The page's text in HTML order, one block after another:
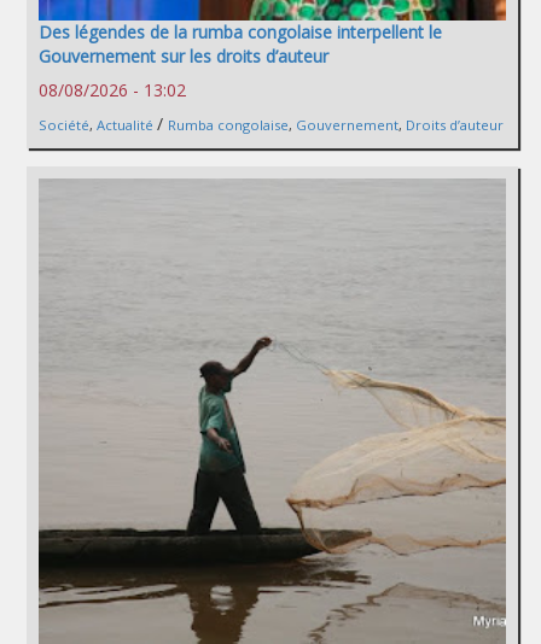
Des légendes de la rumba congolaise interpellent le
Gouvernement sur les droits d’auteur
08/08/2026 - 13:02
Société, Actualité / Rumba congolaise, Gouvernement, Droits d’auteur